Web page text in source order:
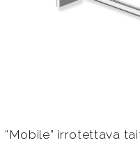
”Mobile” irrotettava